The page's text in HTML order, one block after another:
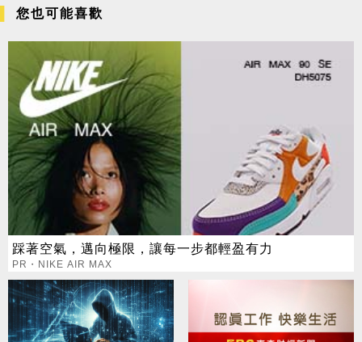
您也可能喜歡
踩著空氣，邁向極限，讓每一步都輕盈有力
PR・NIKE AIR MAX